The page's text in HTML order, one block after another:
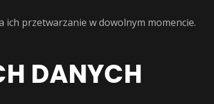
ich przetwarzanie w dowolnym momencie.
DANYCH